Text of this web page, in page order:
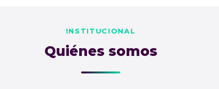
INSTITUCIONAL
Quiénes somos